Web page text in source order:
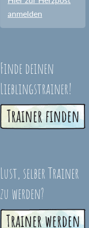
anmelden
Finde deinen
Lieblingstrainer!
Lust, selber Trainer
zu werden?